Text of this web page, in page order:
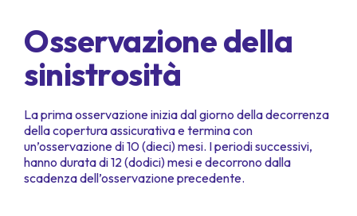
Osservazione della
sinistrosità
La prima osservazione inizia dal giorno della decorrenza
della copertura assicurativa e termina con
un’osservazione di 10 (dieci) mesi. I periodi successivi,
hanno durata di 12 (dodici) mesi e decorrono dalla
scadenza dell’osservazione precedente.